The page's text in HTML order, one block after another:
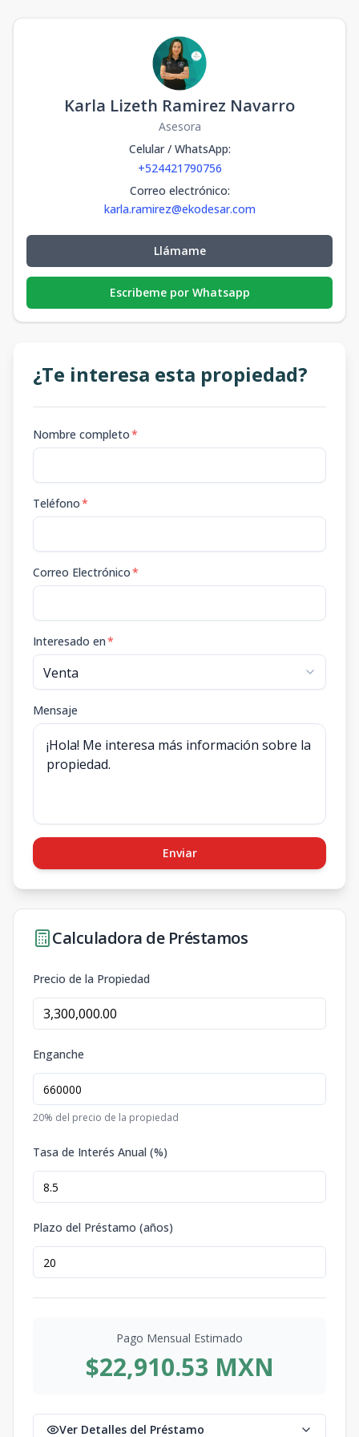
Karla Lizeth Ramirez Navarro
Asesora
Celular / WhatsApp:
+524421790756
Correo electrónico:
karla.ramirez@ekodesar.com
Llámame
Escribeme por Whatsapp
¿Te interesa esta propiedad?
Nombre completo*
Teléfono*
Correo Electrónico*
Interesado en*
Mensaje
Enviar
Calculadora de Préstamos
Precio de la Propiedad
Enganche
20% del precio de la propiedad
Tasa de Interés Anual (%)
Plazo del Préstamo (años)
Pago Mensual Estimado
$22,910.53 MXN
Ver Detalles del Préstamo